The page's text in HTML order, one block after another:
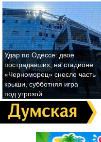
Удар по Одессе: двое
пострадавших, на стадионе
«Черноморец» снесло часть
крыши, субботняя игра
под угрозой